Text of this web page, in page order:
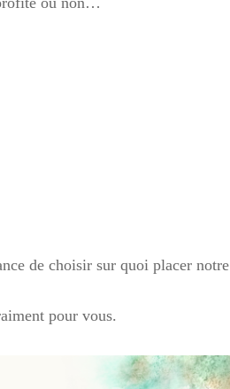
de choisir sur quoi placer
pour vous.